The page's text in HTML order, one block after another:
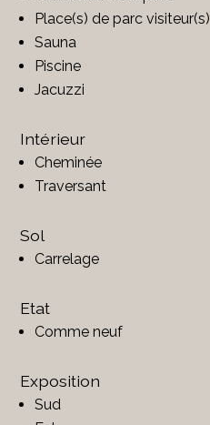
Place(s) de parc visiteur(s)
Sauna
Piscine
Jacuzzi
Intérieur
Cheminée
Traversant
Sol
Carrelage
Etat
Comme neuf
Exposition
Sud